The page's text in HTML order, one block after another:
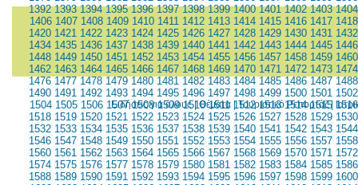
1392 1393 1394 1395 1396 1397 1398 1399 1400 1401 1402 1403 1404
1406 1407 1408 1409 1410 1411 1412 1413 1414 1415 1416 1417 1418
1420 1421 1422 1423 1424 1425 1426 1427 1428 1429 1430 1431 1432
1434 1435 1436 1437 1438 1439 1440 1441 1442 1443 1444 1445 1446
1448 1449 1450 1451 1452 1453 1454 1455 1456 1457 1458 1459 1460
1462 1463 1464 1465 1466 1467 1468 1469 1470 1471 1472 1473 1474
1476 1477 1478 1479 1480 1481 1482 1483 1484 1485 1486 1487 1488
1490 1491 1492 1493 1494 1495 1496 1497 1498 1499 1500 1501 1502
1504 1505 1506 1507 1508 1509 1510 1511 1512 1513 1514 1515 1516
1518 1519 1520 1521 1522 1523 1524 1525 1526 1527 1528 1529 1530
1532 1533 1534 1535 1536 1537 1538 1539 1540 1541 1542 1543 1544
1546 1547 1548 1549 1550 1551 1552 1553 1554 1555 1556 1557 1558
1560 1561 1562 1563 1564 1565 1566 1567 1568 1569 1570 1571 1572
1574 1575 1576 1577 1578 1579 1580 1581 1582 1583 1584 1585 1586
1588 1589 1590 1591 1592 1593 1594 1595 1596 1597 1598 1599 1600
Ειδήσεις για όλους|Θέματα|Τουριστικό Ρεπορτάζ|